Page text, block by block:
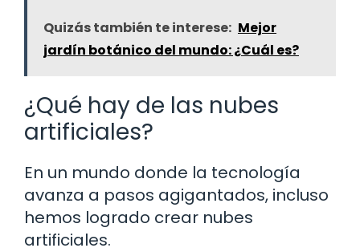
Quizás también te interese: Mejor
jardín botánico del mundo: ¿Cuál es?
¿Qué hay de las nubes
artificiales?
En un mundo donde la tecnología
avanza a pasos agigantados, incluso
hemos logrado crear nubes
artificiales.